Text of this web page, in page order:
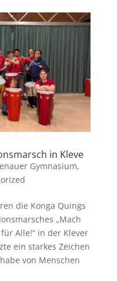
in Kleve
Gymnasium,
die Konga Quings
„Mach
Alle!“ in der Klever
ein starkes Zeichen
von Menschen